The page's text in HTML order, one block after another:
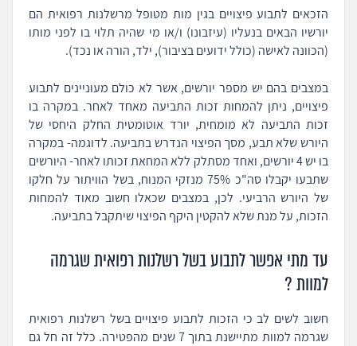
הזכאים לתבוע פיצויים בגין מות מטופל מרשלנות רפואית הם
יורשיו הבאים בנעליו (עיזבונו) ו/או מי שהיה תלוי בו לפני מותו
(הכוונה לאישה (כולל ידועים בציבור), ילד, הורה או נכד).
במצבים בהם יש מספר יורשים, אשר לא כולם מעוניינים לתבוע
פיצויים, ניתן להמחות זכות התביעה מאחד לאחר. במקרה בו
זכות התביעה לא מומחית, יורד אוטומטית החלק היחסי של
היורש שלא תבע, מסך הפיצוי הנדרש בתביעה. לדוגמה- במקרה
בו יש 4 יורשים, ואחד מסתלק ללא המחאת זכותו לאחר- היורשים
שתבעו יקבלו סה"כ 75% מנזקי המנוח, בשל הוויתור על חלקו
של היורש הרביעי. לכן, במצבים שכאלו חשוב מאוד להמחות
הזכות, על מנת שלא להקטין היקף הפיצוי שיתקבל בתביעה.
עד מתי אפשר לתבוע בשל רשלנות רפואית שגרמה
למוות ?
חשוב לשים לב כי הזכות לתבוע פיצויים בשל רשלנות רפואית
שגרמה למוות מתיישנת בתוך 7 שנים מהפטירה. כלל זה חל גם